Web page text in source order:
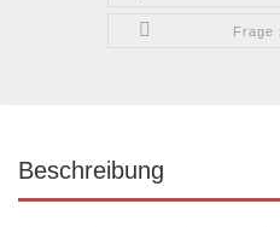
Frage
Beschreibung